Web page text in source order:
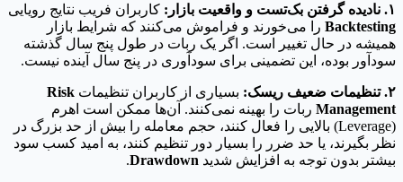
۱. نادیده گرفتن بک‌تست و واقعیت بازار:
کاربران فریب نتایج رویایی
Backtesting را می‌خورند و فراموش می‌کنند که شرایط بازار
همیشه در حال تغییر است. اگر یک ربات در طول پنج سال گذشته
سودآور بوده، این تضمینی برای سودآوری در پنج سال آینده نیست.
۲. تنظیمات ضعیف ریسک: بسیاری از کاربران تنظیمات Risk
Management ربات را بهینه نمی‌کنند. آن‌ها ممکن است اهرم
(Leverage) بالایی را فعال کنند، حجم معامله را بیش از حد بزرگ در
نظر بگیرند، یا حد ضرر را بسیار دور تنظیم کنند، به امید کسب سود
بیشتر بدون توجه به افزایش شدید Drawdown
.